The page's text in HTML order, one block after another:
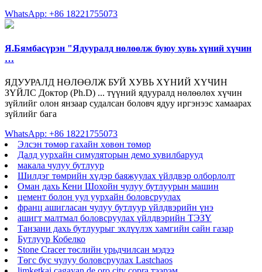
WhatsApp: +86 18221755073
Я.Бямбасүрэн "Ядууралд нөлөөлж буюу хувь хүний хүчин
…
ЯДУУРАЛД НӨЛӨӨЛЖ БУЙ ХУВЬ ХҮНИЙ ХҮЧИН
ЗҮЙЛС Доктор (Ph.D) ... түүний ядууралд нөлөөлөх хүчин
зүйлийг олон янзаар судалсан боловч ядуу иргэнээс хамаарах
зүйлийг бага
WhatsApp: +86 18221755073
Элсэн төмөр гахайн хөвөн төмөр
Далд уурхайн симуляторын демо хувилбарууд
макала чулуу бутлуур
Шилдэг төмрийн хүдэр баяжуулах үйлдвэр олборлолт
Оман дахь Кени Шохойн чулуу бутлуурын машин
цемент болон уул уурхайн боловсруулах
франц ашигласан чулуу бутлуур үйлдвэрийн үнэ
ашигт малтмал боловсруулах үйлдвэрийн ТЭЗҮ
Танзани дахь бутлуурыг эхлүүлэх хамгийн сайн газар
Бутлуур Кобелко
Stone Cracer төслийн урьдчилсан мэдээ
Төгс бус чулуу боловсруулах Lastchaos